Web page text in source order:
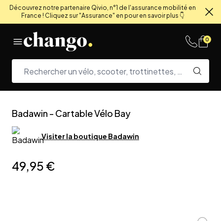
Découvrez notre partenaire Qivio, n°1 de l'assurance mobilité en
France ! Cliquez sur "Assurance" en pour en savoir plus 👇
0
Badawin - Cartable Vélo Bay
Visiter la boutique Badawin
49,95 €